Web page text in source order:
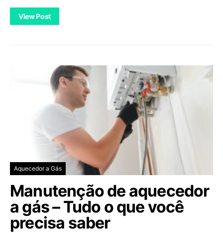
View Post
Aquecedor a Gás
Manutenção de aquecedor
a gás – Tudo o que você
precisa saber